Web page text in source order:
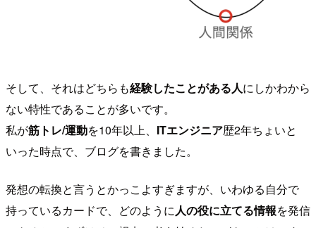
そして、それはどちらも経験したことがある人にしかわから
ない特性であることが多いです。
私が筋トレ/運動を10年以上、 ITエンジニア歴2年ちょいと
いった時点で、ブログを書きました。
発想の転換と言うとかっこよすぎますが、いわゆる自分で
持っているカードで、どのように人の役に立てる情報を発信